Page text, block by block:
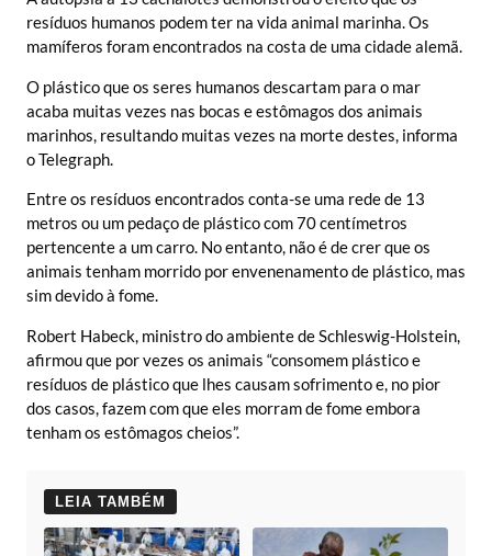
resíduos humanos podem ter na vida animal marinha. Os
mamíferos foram encontrados na costa de uma cidade alemã.
O plástico que os seres humanos descartam para o mar
acaba muitas vezes nas bocas e estômagos dos animais
marinhos, resultando muitas vezes na morte destes, informa
o Telegraph.
Entre os resíduos encontrados conta-se uma rede de 13
metros ou um pedaço de plástico com 70 centímetros
pertencente a um carro. No entanto, não é de crer que os
animais tenham morrido por envenenamento de plástico, mas
sim devido à fome.
Robert Habeck, ministro do ambiente de Schleswig-Holstein,
afirmou que por vezes os animais “consomem plástico e
resíduos de plástico que lhes causam sofrimento e, no pior
dos casos, fazem com que eles morram de fome embora
tenham os estômagos cheios”.
LEIA TAMBÉM